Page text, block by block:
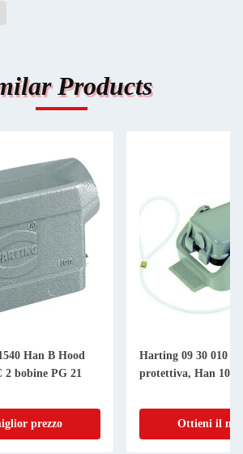
Products
Han B Hood
bobine PG 21
prezzo
Harting 09 30 010
protettiva, Han 10b
Ottieni il